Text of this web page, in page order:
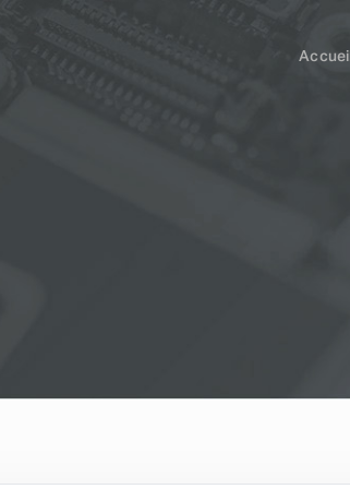
Accueil